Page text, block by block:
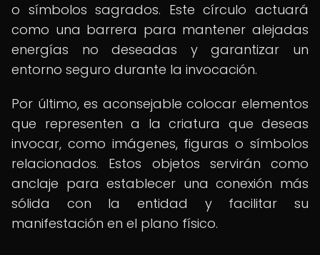
o símbolos sagrados. Este círculo actuará
como una barrera para mantener alejadas
energías no deseadas y garantizar un
entorno seguro durante la invocación.
Por último, es aconsejable colocar elementos
que representen a la criatura que deseas
invocar, como imágenes, figuras o símbolos
relacionados. Estos objetos servirán como
anclaje para establecer una conexión más
sólida con la entidad y facilitar su
manifestación en el plano físico.